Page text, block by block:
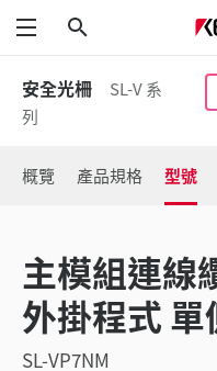
功能表
安全光柵
SL-V 系
列
概覽 產品規格 型號
主模組連線
外掛程式
SL-VP7NM